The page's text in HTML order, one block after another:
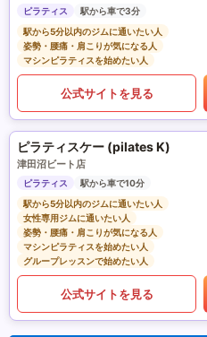
ピラティス
駅から車で3分
駅から5分以内のジムに通いたい人
姿勢・腰痛・肩こりが気になる人
マシンピラティスを始めたい人
公式サイトを見る
ピラティスケー (pilates K)
津田沼ビート店
ピラティス
駅から車で10分
駅から5分以内のジムに通いたい人
女性専用ジムに通いたい人
姿勢・腰痛・肩こりが気になる人
マシンピラティスを始めたい人
グループレッスンで始めたい人
公式サイトを見る